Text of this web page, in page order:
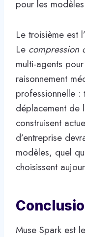
pour les
Le troisième est
Le compression
multi-agents
raisonnement
professionnelle :
déplacement de
construisent
d’entreprise
modèles, quel
choisissent
Muse Spark est